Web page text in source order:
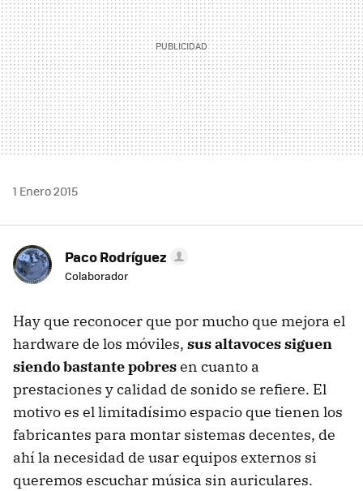
1 Enero 2015
Paco Rodríguez
Colaborador
Hay que reconocer que por mucho que mejora el
hardware de los móviles, sus altavoces siguen
siendo bastante pobresen cuanto a
prestaciones y calidad de sonido se refiere. El
motivo es el limitadísimo espacio que tienen los
fabricantes para montar sistemas decentes, de
ahí la necesidad de usar equipos externos si
queremos escuchar música sin auriculares.